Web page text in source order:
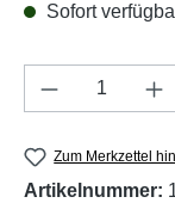
Sofort
Produkt
Zum Merkzettel
Artikelnummer: